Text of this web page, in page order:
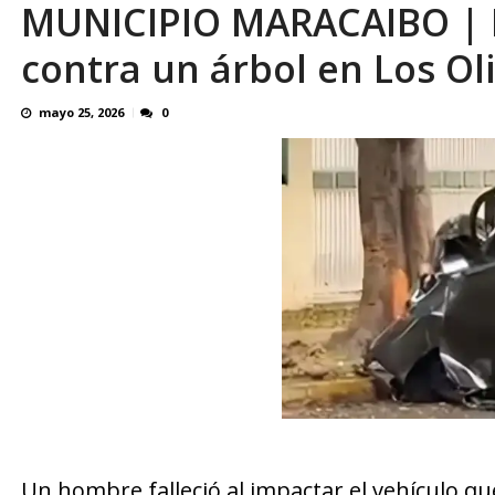
Familiares realizaron nueva vigilia en El
MUNICIPIO
contra un árbol en Los
mayo 25, 2026 0